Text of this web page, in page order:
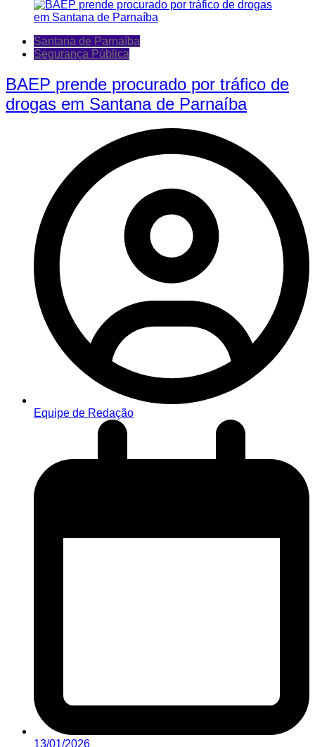
Santana de Parnaíba
Segurança Pública
BAEP prende procurado por tráfico de
drogas em Santana de Parnaíba
Equipe de Redação
13/01/2026